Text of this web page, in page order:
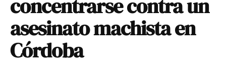
concentrarse contra un
asesinato machista en
Córdoba